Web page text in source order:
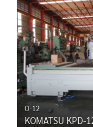
O-12
KOMATSU KPD-